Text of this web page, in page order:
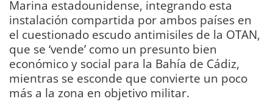
Marina estadounidense, integrando esta
instalación compartida por ambos países en
el cuestionado escudo antimisiles de la OTAN,
que se ‘vende’ como un presunto bien
económico y social para la Bahía de Cádiz,
mientras se esconde que convierte un poco
más a la zona en objetivo militar.